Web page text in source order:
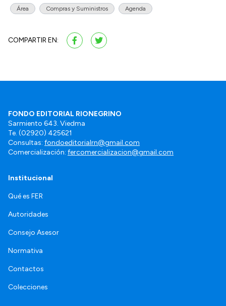
Área Compras y Suministros Agenda
COMPARTIR EN:
FONDO EDITORIAL RIONEGRINO
Sarmiento 643. Viedma
Te. (02920) 425621
Consultas: fondoeditorialrn@gmail.com
Comercialización: fercomercializacion@gmail.com
Institucional
Qué es FER
Autoridades
Consejo Asesor
Normativa
Contactos
Colecciones